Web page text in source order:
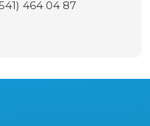
464 04 87